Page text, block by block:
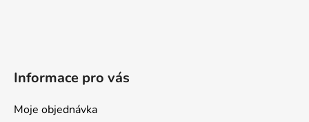
Informace pro vás
Moje objednávka